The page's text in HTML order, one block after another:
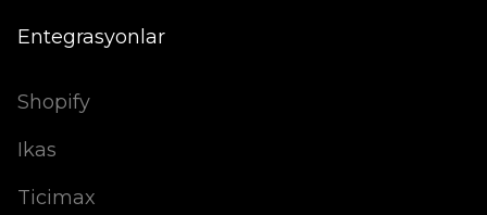
Entegrasyonlar
Shopify
Ikas
Ticimax